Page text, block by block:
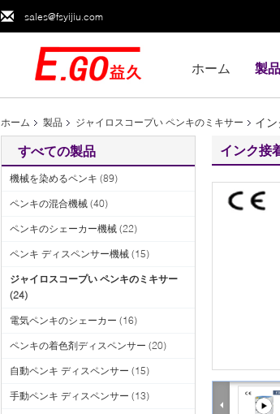
sales@fsyijiu.com
ホーム 製品
ホーム 製品 ジャイロスコープい ペンキのミキサー イ
すべての製品
機械を染めるペンキ (89)
ペンキの混合機械 (40)
ペンキのシェーカー機械 (22)
ペンキ ディスペンサー機械 (15)
ジャイロスコープい ペンキのミキサー
(24)
電気ペンキのシェーカー (16)
ペンキの着色剤ディスペンサー (20)
自動ペンキ ディスペンサー (15)
手動ペンキ ディスペンサー (13)
インク接